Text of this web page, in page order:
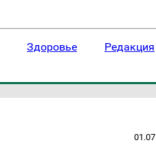
Здоровье Редакция